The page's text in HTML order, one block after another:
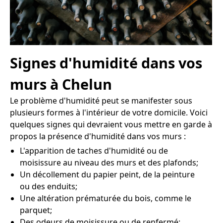
Signes d'humidité dans vos
murs à Chelun
Le problème d'humidité peut se manifester sous
plusieurs formes à l'intérieur de votre domicile. Voici
quelques signes qui devraient vous mettre en garde à
propos la présence d'humidité dans vos murs :
L'apparition de taches d'humidité ou de
moisissure au niveau des murs et des plafonds;
Un décollement du papier peint, de la peinture
ou des enduits;
Une altération prématurée du bois, comme le
parquet;